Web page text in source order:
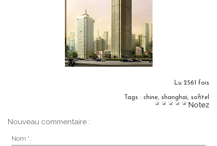
Lu 2561 fois
Tags : chine shanghai sofitel
Notez
Nouveau commentaire :
Nom * :